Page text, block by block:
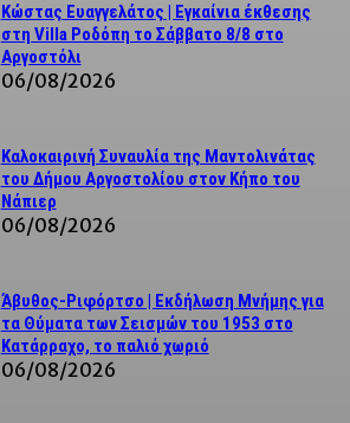
Κώστας Ευαγγελάτος | Εγκαίνια έκθεσης
στη Villa Ροδόπη το Σάββατο 8/8 στο
Αργοστόλι
06/08/2026
Καλοκαιρινή Συναυλία της Μαντολινάτας
του Δήμου Αργοστολίου στον Κήπο του
Νάπιερ
06/08/2026
Άβυθος-Ριφόρτσο | Εκδήλωση Μνήμης για
τα Θύματα των Σεισμών του 1953 στο
Κατάρραχο, το παλιό χωριό
06/08/2026